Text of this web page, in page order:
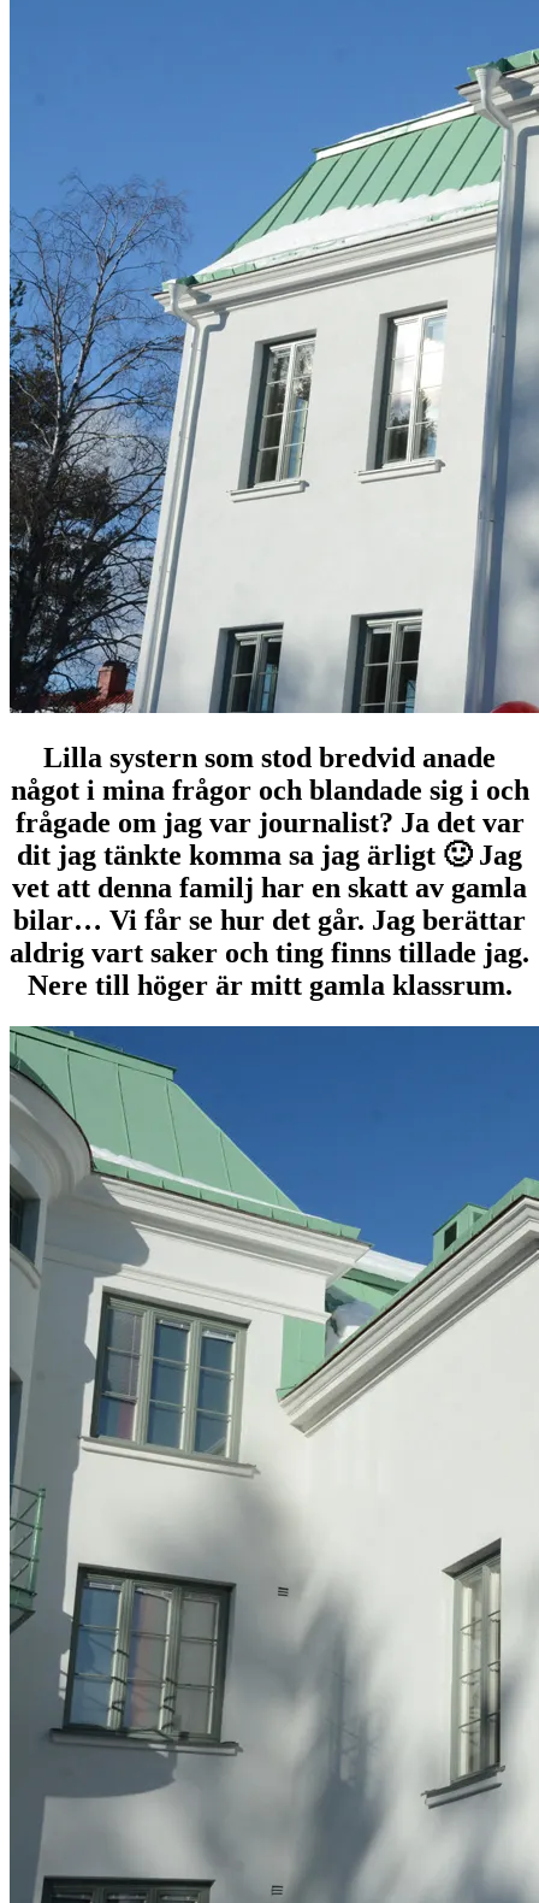
Lilla systern som stod bredvid anade
något i mina frågor och blandade sig i och
frågade om jag var journalist? Ja det var
dit jag tänkte komma sa jag ärligt 🙂 Jag
vet att denna familj har en skatt av gamla
bilar… Vi får se hur det går. Jag berättar
aldrig vart saker och ting finns tillade jag.
Nere till höger är mitt gamla klassrum.